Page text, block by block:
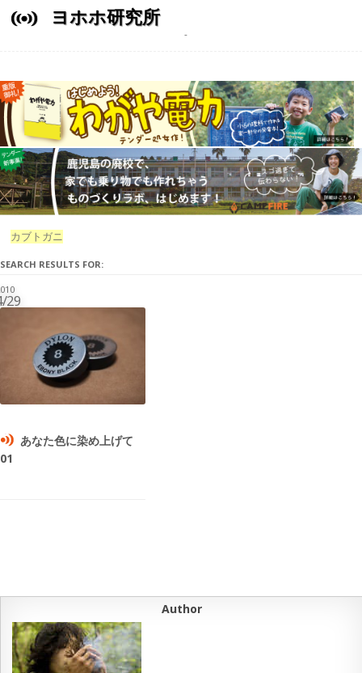
ヨホホ研究所
カブトガニ
SEARCH RESULTS FOR:
29
あなた色に染め上げて
01
Author